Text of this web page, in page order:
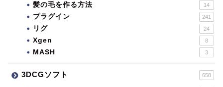
髪の毛を作る方法 14
プラグイン 241
リグ 24
Xgen 8
MASH 3
3DCGソフト 658